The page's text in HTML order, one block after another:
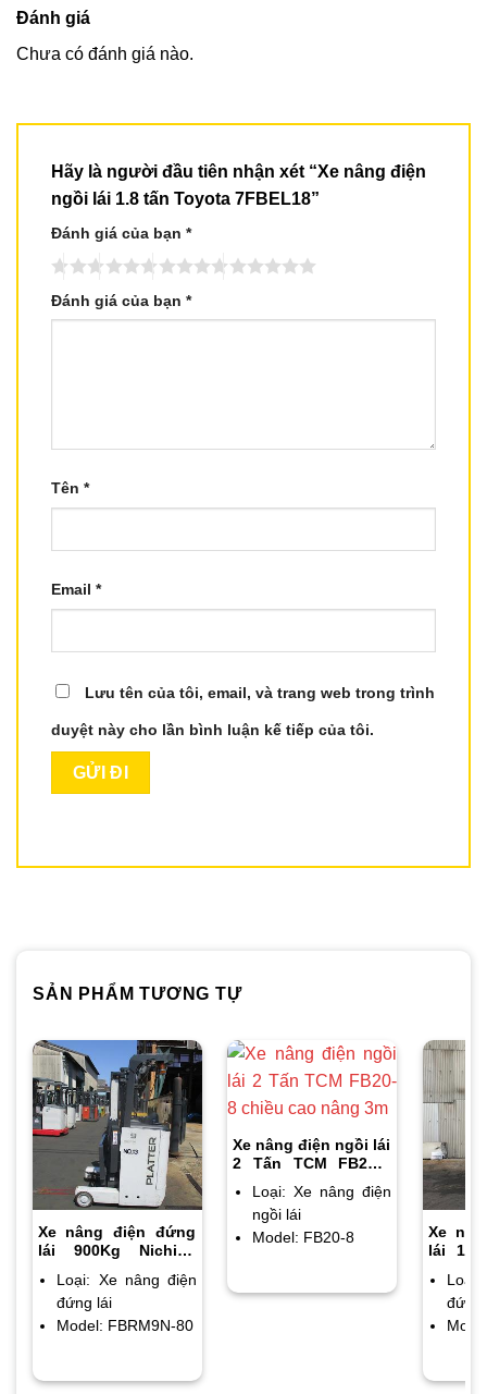
Đánh giá
Chưa có đánh giá nào.
Hãy là người đầu tiên nhận xét “Xe nâng điện
ngồi lái 1.8 tấn Toyota 7FBEL18”
Đánh giá của bạn *
Đánh giá của bạn *
Tên *
Email *
Lưu tên của tôi, email, và trang web trong trình
duyệt này cho lần bình luận kế tiếp của tôi.
SẢN PHẨM TƯƠNG TỰ
Xe nâng điện đứng
lái 900Kg Nichiyu
cao nâng 3m
Loại: Xe nâng điện
đứng lái
Model: FBRM9N-80
Xe nâng điện ngồi lái
2 Tấn TCM FB20-8
Loại: Xe nâng điện
ngồi lái
Model: FB20-8
Xe
lái 1.5
cao
đứng